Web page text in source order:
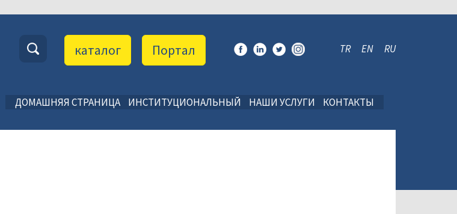
TR EN RU
Портал
каталог
ДОМАШНЯЯ СТРАНИЦА ИНСТИТУЦИОНАЛЬНЫЙ НАШИ УСЛУГИ КОНТАКТЫ